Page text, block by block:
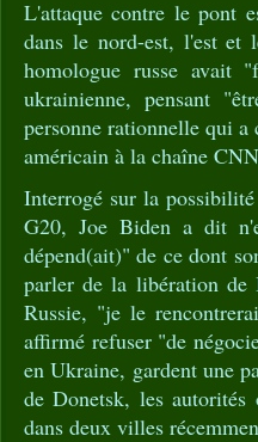
L'attaque contre le pont
dans le nord-est, l'est et
homologue russe avait
ukrainienne, pensant
personne rationnelle qui
américain à la chaîne
Interrogé sur la
G20, Joe Biden a dit
dépend(ait)" de ce dont
parler de la libération de
Russie, "je le
affirmé refuser "de
en Ukraine, gardent une
de Donetsk, les
dans deux villes